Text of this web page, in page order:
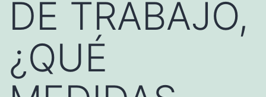
DE TRABAJO,
¿QUÉ